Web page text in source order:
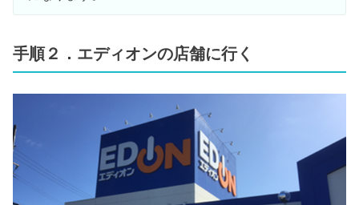
手順２．エディオンの店舗に行く